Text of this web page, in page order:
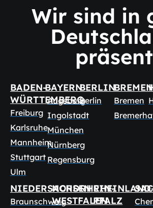
Wir sind in
präsent
BADEN-
WÜRTTEMBERG
Freiburg
Karlsruhe
Mannheim
Stuttgart
Ulm
BAYERN
Augsburg
Ingolstadt
München
Nürnberg
Regensburg
BERLIN
Berlin
BREMEN
Bremen
NIEDERSACHSEN
Braunschweig
NORDRHEIN-
WESTFALENPFALZ